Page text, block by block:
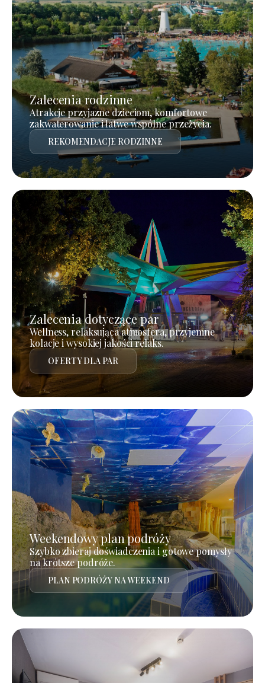
Zalecenia rodzinne
Atrakcje przyjazne dzieciom, komfortowe
zakwaterowanie i łatwe wspólne przeżycia.
REKOMENDACJE RODZINNE
Zalecenia dotyczące par
Wellness, relaksująca atmosfera, przyjemne
kolacje i wysokiej jakości relaks.
OFERTY DLA PAR
Weekendowy plan podróży
Szybko zbieraj doświadczenia i gotowe pomysły
na krótsze podróże.
PLAN PODRÓŻY NA WEEKEND